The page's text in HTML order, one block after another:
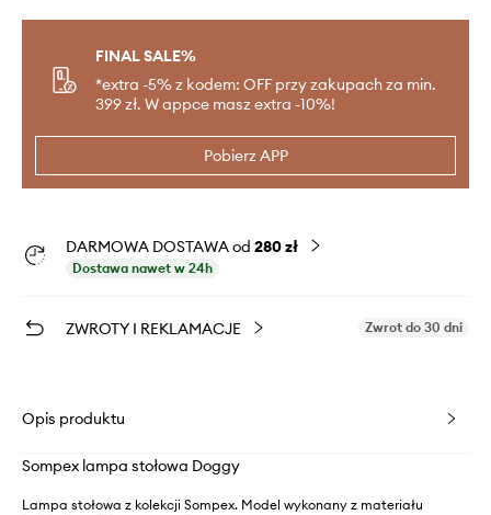
FINAL SALE%
*extra -5% z kodem: OFF przy zakupach za min.
399 zł. W appce masz extra -10%!
Pobierz APP
DARMOWA DOSTAWA od 280 zł
Dostawa nawet w 24h
ZWROTY I REKLAMACJE Zwrot do 30 dni
Opis produktu
Sompex lampa stołowa Doggy
Lampa stołowa z kolekcji Sompex. Model wykonany z materiału